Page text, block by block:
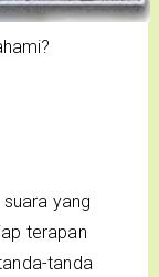
yang
terapan
tanda